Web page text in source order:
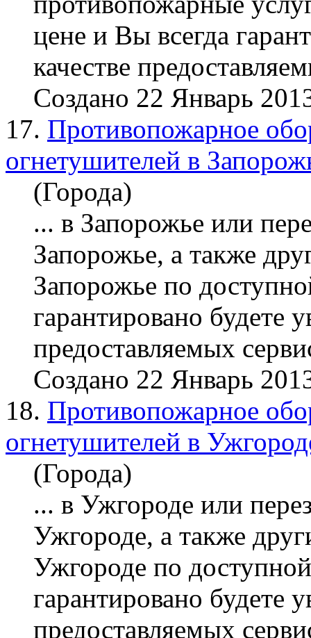
цене и Вы всегда
качестве
Создано 22 Январь
17. Противопожарное
огнетушителей в
(Города)
... в Запорожье или
Запорожье, а также
Запорожье по
гарантировано будете
предоставляемых
Создано 22 Январь
18. Противопожарное
огнетушителей в
(Города)
... в Ужгороде или пере
Ужгороде, а также
Ужгороде по
гарантировано будете
предоставляемых